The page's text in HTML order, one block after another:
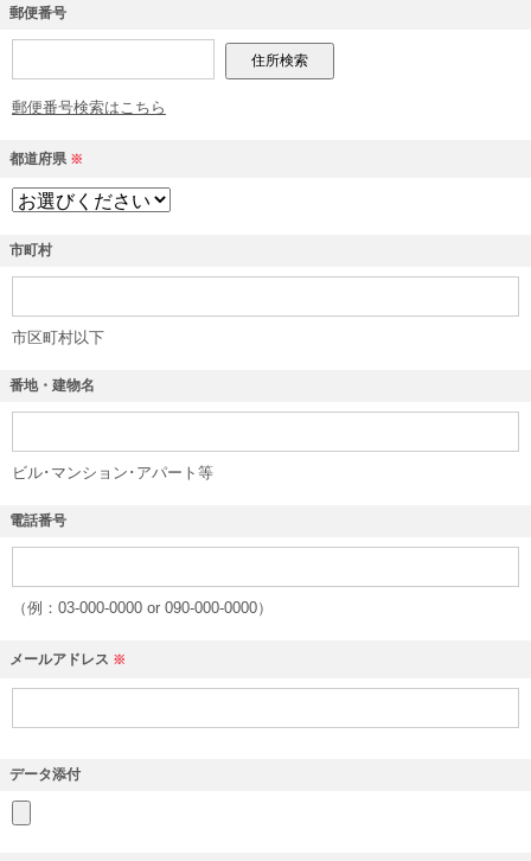
郵便番号
郵便番号検索はこちら
都道府県 ※
市町村
市区町村以下
番地・建物名
ビル･マンション･アパート等
電話番号
（例：03-000-0000 or 090-000-0000）
メールアドレス ※
データ添付